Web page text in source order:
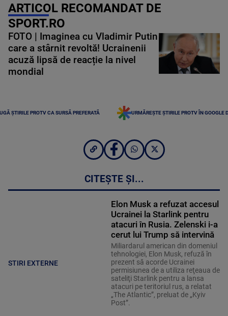
ARTICOL RECOMANDAT DE
SPORT.RO
FOTO | Imaginea cu Vladimir Putin
care a stârnit revoltă! Ucrainenii
acuză lipsă de reacție la nivel
mondial
ȘTIRILE PROTV CA SURSĂ PREFERATĂ URMĂREȘTE ȘTIRILE PROTV ÎN GOOGLE
CITEȘTE ȘI...
STIRI EXTERNE
Elon Musk a refuzat accesul
Ucrainei la Starlink pentru
atacuri în Rusia. Zelenski i-a
cerut lui Trump să intervină
Miliardarul american din domeniul
tehnologiei, Elon Musk, refuză în
prezent să acorde Ucrainei
permisiunea de a utiliza reţeaua de
sateliţi Starlink pentru a lansa
atacuri pe teritoriul rus, a relatat
„The Atlantic”, preluat de „Kyiv
Post”.